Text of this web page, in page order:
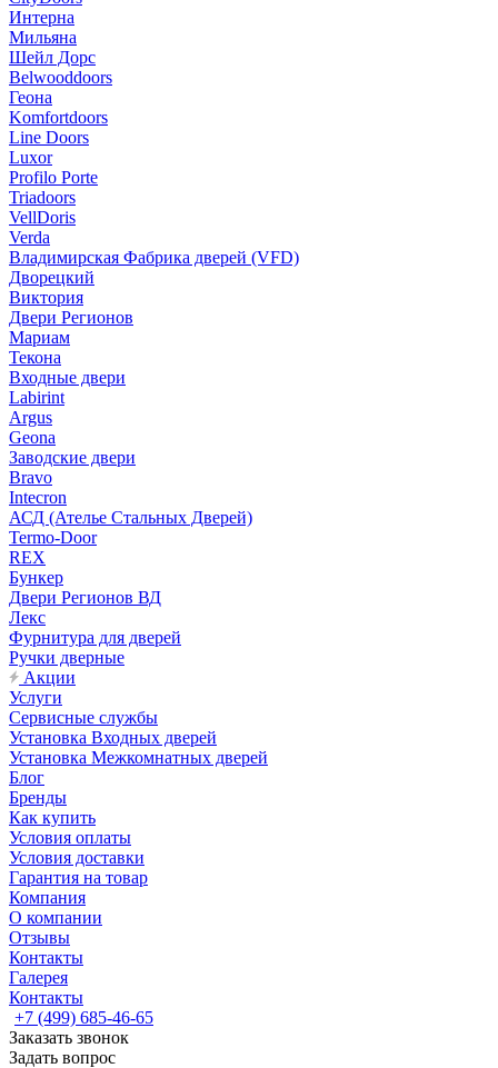
Интерна
Мильяна
Шейл Дорс
Belwooddoors
Геона
Komfortdoors
Line Doors
Luxor
Profilo Porte
Triadoors
VellDoris
Verda
Владимирская Фабрика дверей (VFD)
Дворецкий
Виктория
Двери Регионов
Мариам
Текона
Входные двери
Labirint
Argus
Geona
Заводские двери
Bravo
Intecron
АСД (Ателье Стальных Дверей)
Termo-Door
REX
Бункер
Двери Регионов ВД
Лекс
Фурнитура для дверей
Ручки дверные
Акции
Услуги
Сервисные службы
Установка Входных дверей
Установка Межкомнатных дверей
Блог
Бренды
Как купить
Условия оплаты
Условия доставки
Гарантия на товар
Компания
О компании
Отзывы
Контакты
Галерея
Контакты
+7 (499) 685-46-65
Заказать звонок
Задать вопрос